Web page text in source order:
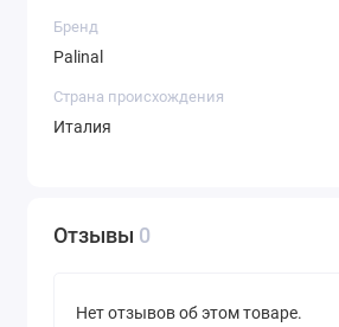
Бренд
Palinal
Страна происхождения
Италия
Отзывы 0
Нет отзывов об этом товаре.